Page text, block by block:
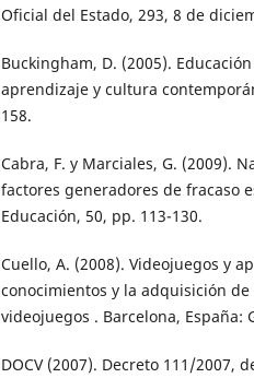
Oficial del Estado, 293, 8 de
Buckingham, D. (2005).
aprendizaje y cultura
158.
Cabra, F. y Marciales, G. (2009).
factores generadores de fracaso
Educación, 50, pp. 113-130.
Cuello, A. (2008). Videojuegos y
conocimientos y la adquisición
videojuegos . Barcelona, España:
DOCV (2007). Decreto 111/2007,